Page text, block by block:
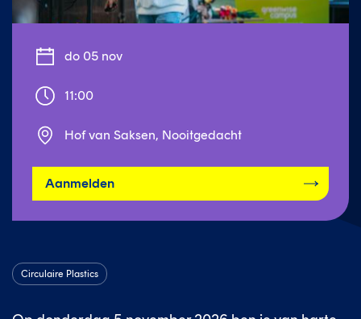
do 05 nov
11:00
Hof van Saksen, Nooitgedacht
Aanmelden
Circulaire Plastics